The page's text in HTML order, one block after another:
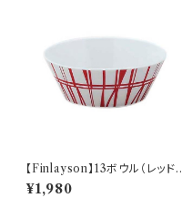
【Finlayson】13ボウル（レッド）
【コロナ】
¥1,980